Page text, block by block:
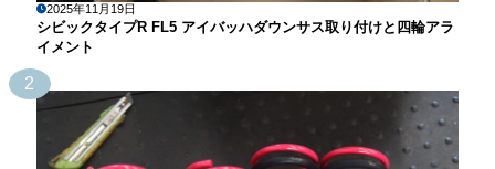
2025年11月19日
シビックタイプR FL5 アイバッハダウンサス取り付けと四輪アラ
イメント
2